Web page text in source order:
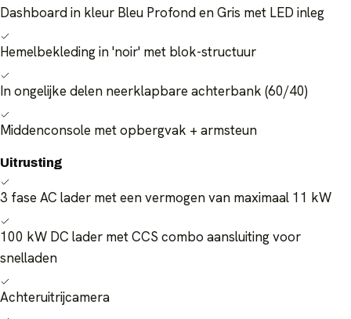
Dashboard in kleur Bleu Profond en Gris met LED inleg
Hemelbekleding in 'noir' met blok-structuur
In ongelijke delen neerklapbare achterbank (60/40)
Middenconsole met opbergvak + armsteun
Uitrusting
3 fase AC lader met een vermogen van maximaal 11 kW
100 kW DC lader met CCS combo aansluiting voor
snelladen
Achteruitrijcamera